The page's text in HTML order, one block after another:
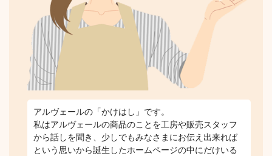
アルヴェールの「かけはし」です。
私はアルヴェールの商品のことを工房や販売スタッフ
から話しを聞き、少しでもみなさまにお伝え出来れば
という思いから誕生したホームページの中にだけいる